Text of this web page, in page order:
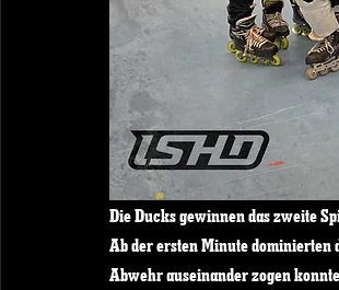
Die Ducks gewinnen das zweite
Ab der ersten Minute dominierten
Abwehr auseinander zogen